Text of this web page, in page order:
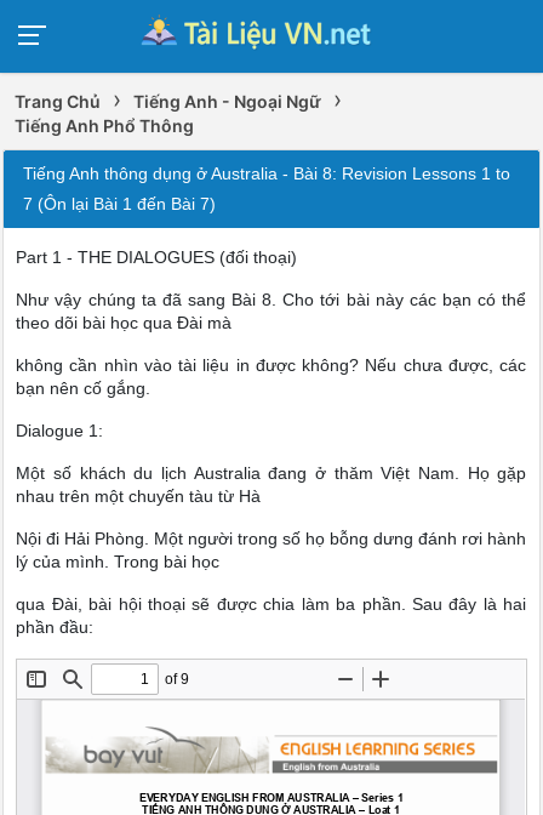
Trang Chủ › Tiếng Anh - Ngoại Ngữ ›
Tiếng Anh Phổ Thông
Tiếng Anh thông dụng ở Australia - Bài 8: Revision Lessons 1 to
7 (Ôn lại Bài 1 đến Bài 7)
Part 1 - THE DIALOGUES (đối thoại)
Như vậy chúng ta đã sang Bài 8. Cho tới bài này các bạn có thể
theo dõi bài học qua Đài mà
không cần nhìn vào tài liệu in được không? Nếu chưa được, các
bạn nên cố gắng.
Dialogue 1:
Một số khách du lịch Australia đang ở thăm Việt Nam. Họ gặp
nhau trên một chuyến tàu từ Hà
Nội đi Hải Phòng. Một người trong số họ bỗng dưng đánh rơi hành
lý của mình. Trong bài học
qua Đài, bài hội thoại sẽ được chia làm ba phần. Sau đây là hai
phần đầu: